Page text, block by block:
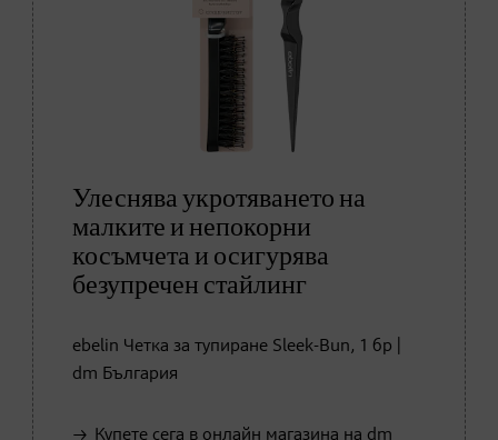
Улеснява укротяването на
малките и непокорни
косъмчета и осигурява
безупречен стайлинг
ebelin Четка за тупиране Sleek-Bun, 1 бр |
dm България
Купете сега в онлайн магазина на dm